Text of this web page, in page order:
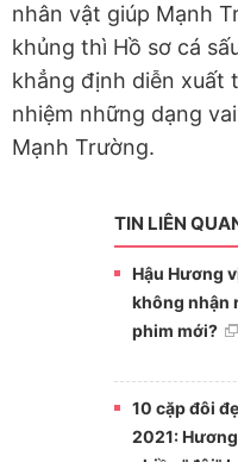
nhân vật giúp Mạnh
khủng thì Hồ sơ cá
khẳng định diễn xuất
nhiệm những dạng
Mạnh Trường.
TIN LIÊN
Hậu Hương
không nhận
phim mới?
10 cặp đôi
2021: